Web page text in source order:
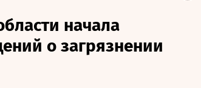
начала
о загрязнении